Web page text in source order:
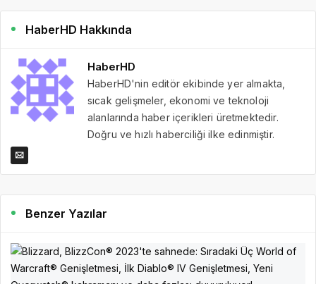
HaberHD Hakkında
HaberHD
HaberHD'nin editör ekibinde yer almakta,
sıcak gelişmeler, ekonomi ve teknoloji
alanlarında haber içerikleri üretmektedir.
Doğru ve hızlı haberciliği ilke edinmiştir.
Benzer Yazılar